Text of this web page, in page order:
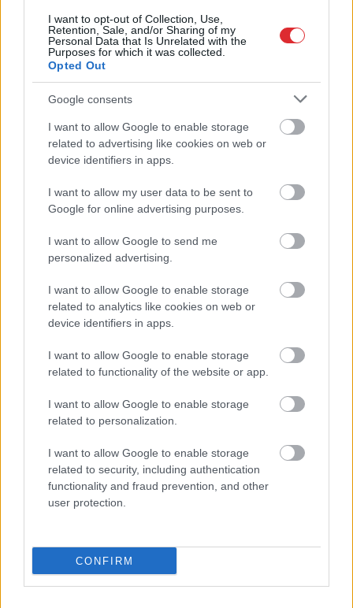
I want to opt-out of Collection, Use,
Retention, Sale, and/or Sharing of my
Personal Data that Is Unrelated with the
Purposes for which it was collected.
Opted Out
Google consents
I want to allow Google to enable storage
related to advertising like cookies on web or
device identifiers in apps.
I want to allow my user data to be sent to
Google for online advertising purposes.
I want to allow Google to send me
personalized advertising.
I want to allow Google to enable storage
related to analytics like cookies on web or
device identifiers in apps.
I want to allow Google to enable storage
related to functionality of the website or app.
I want to allow Google to enable storage
related to personalization.
I want to allow Google to enable storage
related to security, including authentication
functionality and fraud prevention, and other
user protection.
CONFIRM
“Kuršviņus fenderē?”
Pircēji pamanījuši, ka
Latvijas veikalos zog
pavisam neparastu
Kā bez maksas pavadīt
laiku Grieķijas villā?
iespēja, par kuru daudzi
vēl nezina
Biļete maksā 89 eiro, bet
pie kases jau 96,51: pircēju
pārsteidz trīs obligātas
komisijas maksas
Atcelt Ziņot